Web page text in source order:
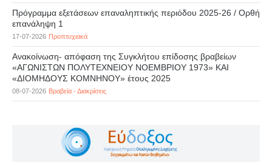
Πρόγραμμα εξετάσεων επαναληπτικής περιόδου 2025-26 / Ορθή
επανάληψη 1
17-07-2026 Προπτυχιακά
Ανακοίνωση- απόφαση της Συγκλήτου επίδοσης βραβείων
«ΑΓΩΝΙΣΤΩΝ ΠΟΛΥΤΕΧΝΕΙΟΥ ΝΟΕΜΒΡΙΟΥ 1973» ΚΑΙ
«ΔΙΟΜΗΔΟΥΣ ΚΟΜΝΗΝΟΥ» έτους 2025
08-07-2026 Βραβεία - Διακρίσεις